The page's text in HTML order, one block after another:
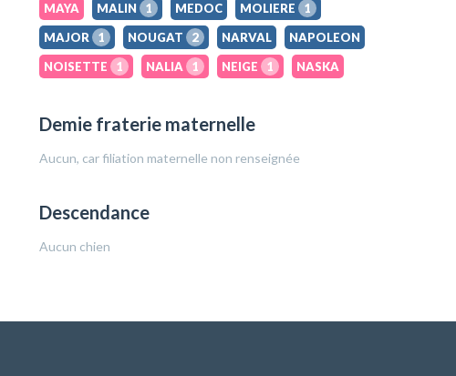
MAYA
MALIN 1 MEDOC MOLIERE
1
MAJOR
1 NOUGAT 2 NARVAL
NAPOLEON
NOISETTE
1 NALIA 1 NEIGE 1 NASKA
Demie fraterie maternelle
Aucun, car filiation maternelle non renseignée
Descendance
Aucun chien